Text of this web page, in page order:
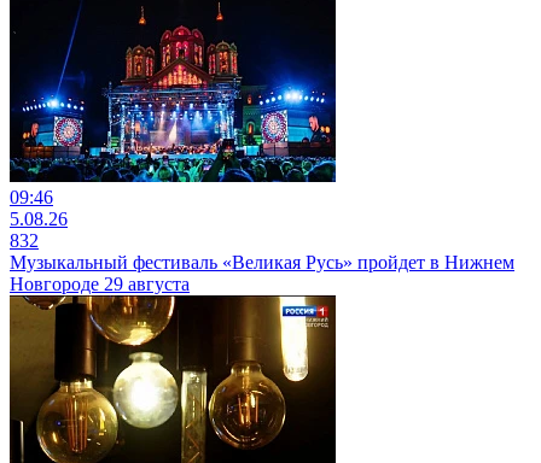
09:46
5.08.26
832
Музыкальный фестиваль «Великая Русь» пройдет в Нижнем
Новгороде 29 августа